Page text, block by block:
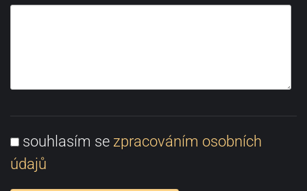
souhlasím se zpracováním osobních
údajů